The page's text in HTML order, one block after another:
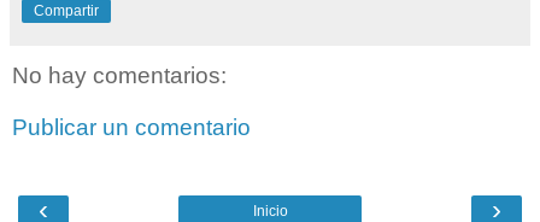
Compartir
No hay comentarios:
Publicar un comentario
‹ ›
Inicio